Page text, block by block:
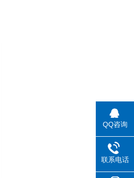
QQ咨询
联系电话